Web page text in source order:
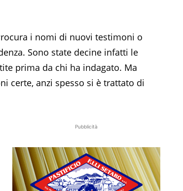
i nomi di nuovi testimoni o
Sono state decine infatti le
prima da chi ha indagato. Ma
certe, anzi spesso si è trattato di
Pubblicità